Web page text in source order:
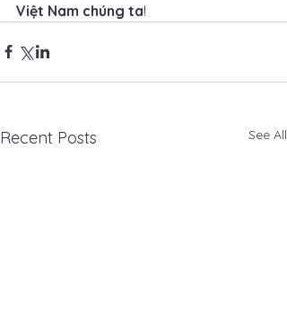
Việt Nam chúng ta!
Recent Posts See All